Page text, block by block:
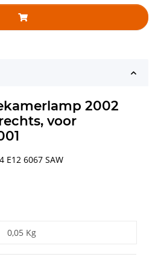
2002
voor
E12 6067 SAW
0,05 Kg